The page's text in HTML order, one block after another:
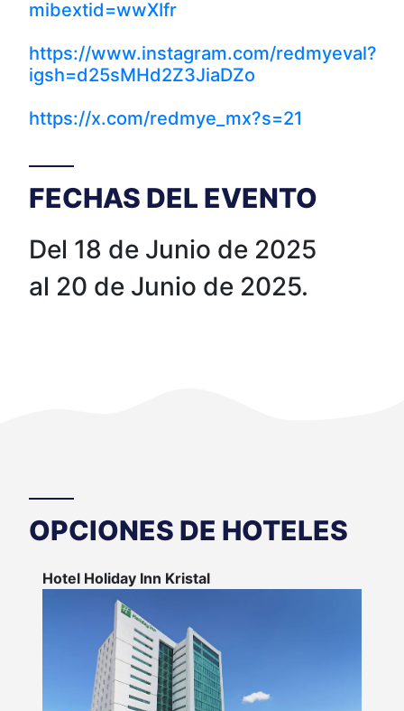
mibextid=wwXIfr
https://www.instagram.com/redmyeval?
igsh=d25sMHd2Z3JiaDZo
https://x.com/redmye_mx?s=21
FECHAS DEL EVENTO
Del 18 de Junio de 2025
al 20 de Junio de 2025.
OPCIONES DE HOTELES
Hotel Holiday Inn Kristal